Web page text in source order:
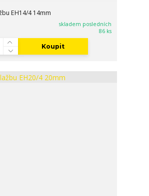
EH14/4 14mm
skladem posledních
86 ks
Koupit